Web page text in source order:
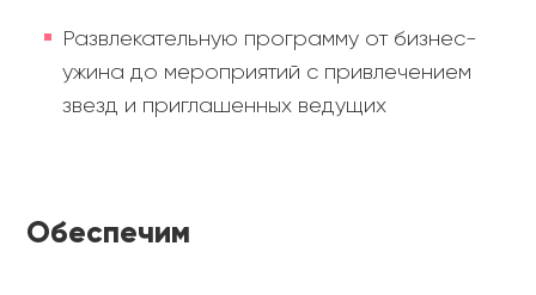
Развлекательную программу от бизнес-
ужина до мероприятий с привлечением
звезд и приглашенных ведущих
Обеспечим